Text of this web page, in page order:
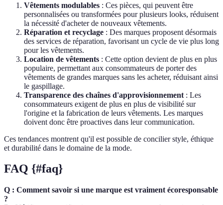
Vêtements modulables : Ces pièces, qui peuvent être
personnalisées ou transformées pour plusieurs looks, réduisent
la nécessité d'acheter de nouveaux vêtements.
Réparation et recyclage : Des marques proposent désormais
des services de réparation, favorisant un cycle de vie plus long
pour les vêtements.
Location de vêtements : Cette option devient de plus en plus
populaire, permettant aux consommateurs de porter des
vêtements de grandes marques sans les acheter, réduisant ainsi
le gaspillage.
Transparence des chaînes d'approvisionnement : Les
consommateurs exigent de plus en plus de visibilité sur
l'origine et la fabrication de leurs vêtements. Les marques
doivent donc être proactives dans leur communication.
Ces tendances montrent qu'il est possible de concilier style, éthique
et durabilité dans le domaine de la mode.
FAQ {#faq}
Q : Comment savoir si une marque est vraiment écoresponsable
?